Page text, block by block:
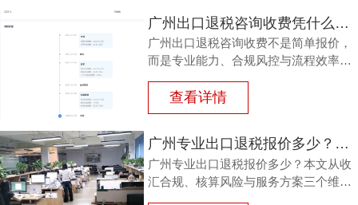
广州出口退税咨询收费凭什么有高有低？内行人讲透差异
广州出口退税咨询收费不是简单报价，
而是专业能力、合规风控与流程效率的
退税、是否一次报价、团队是否专业。
鸿裕财税以一手团队、透明定价和不成
查看详情
广州专业出口退税报价多少？核算盲区正在悄悄吃掉利润
广州专业出口退税报价多少？本文从收
汇合规、核算风险与服务方案三个维